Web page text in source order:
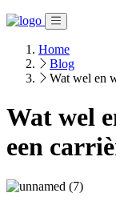
Home
Blog
Wat wel en
Wat wel
een